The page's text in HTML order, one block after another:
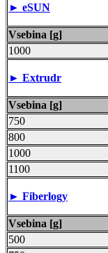
► eSUN
Vsebina [g]
1000
► Extrudr
Vsebina [g]
750
800
1000
1100
► Fiberlogy
Vsebina [g]
500